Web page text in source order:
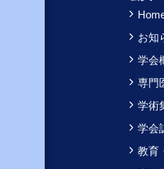
お知
学会
専門
学術
学会
教育